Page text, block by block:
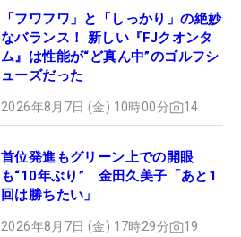
「フワフワ」と「しっかり」の絶妙
なバランス！ 新しい『FJクオンタ
ム』は性能が“ど真ん中”のゴルフシ
ューズだった
2026年8月7日 (金) 10時00分 14
首位発進もグリーン上での開眼
も“10年ぶり” 金田久美子「あと1
回は勝ちたい」
2026年8月7日 (金) 17時29分 19